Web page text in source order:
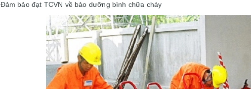
Đảm bảo đạt TCVN về bảo dưỡng bình chữa cháy